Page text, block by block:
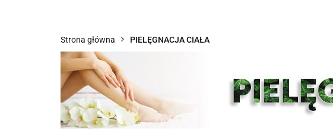
Strona główna PIELĘGNACJA CIAŁA